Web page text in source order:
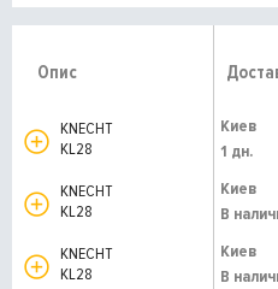
Опис
KNECHT
KL28
Киев
1 дн.
KNECHT
KL28
Киев
В
KNECHT
KL28
Киев
В